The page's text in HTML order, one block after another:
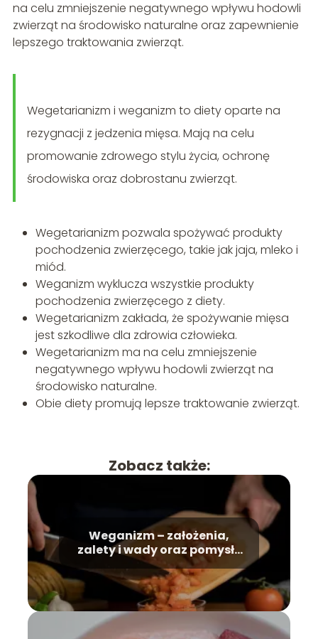
na celu zmniejszenie negatywnego wpływu hodowli
zwierząt na środowisko naturalne oraz zapewnienie
lepszego traktowania zwierząt.
Wegetarianizm i weganizm to diety oparte na
rezygnacji z jedzenia mięsa. Mają na celu
promowanie zdrowego stylu życia, ochronę
środowiska oraz dobrostanu zwierząt.
Wegetarianizm pozwala spożywać produkty
pochodzenia zwierzęcego, takie jak jaja, mleko i
miód.
Weganizm wyklucza wszystkie produkty
pochodzenia zwierzęcego z diety.
Wegetarianizm zakłada, że spożywanie mięsa
jest szkodliwe dla zdrowia człowieka.
Wegetarianizm ma na celu zmniejszenie
negatywnego wpływu hodowli zwierząt na
środowisko naturalne.
Obie diety promują lepsze traktowanie zwierząt.
Zobacz także:
Weganizm – założenia,
zalety i wady oraz pomysły
na potrawy